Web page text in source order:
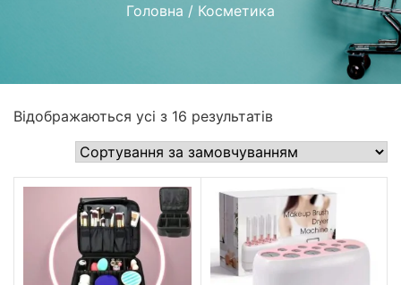
Головна / Косметика
Відображаються усі з 16 результатів